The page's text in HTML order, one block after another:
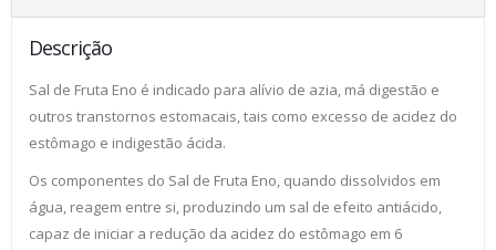
Descrição
Sal de Fruta Eno é indicado para alívio de azia, má digestão e
outros transtornos estomacais, tais como excesso de acidez do
estômago e indigestão ácida.
Os componentes do Sal de Fruta Eno, quando dissolvidos em
água, reagem entre si, produzindo um sal de efeito antiácido,
capaz de iniciar a redução da acidez do estômago em 6